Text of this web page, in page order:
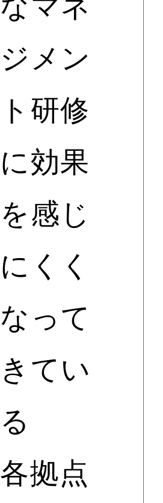
ジメン
ト研修
に効果
を感じ
にくく
なって
きてい
る
各拠点